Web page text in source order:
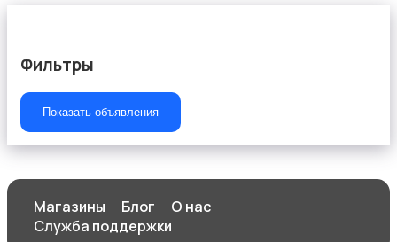
Футболки и поло
Фильтры
Показать объявления
Магазины Блог
О нас
Служба поддержки